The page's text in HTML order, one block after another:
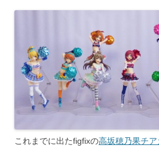
これまでに出たfigfixの高坂穂乃果チ